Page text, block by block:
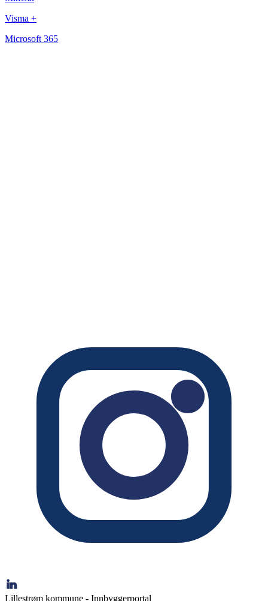
Visma +
Microsoft 365
Lillestrøm kommune - Innbyggerportal